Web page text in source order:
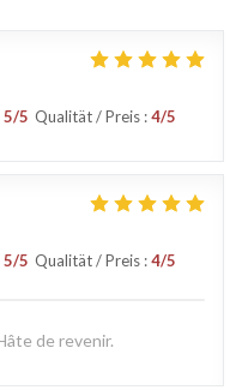
5/5 Qualität / Preis :4/5
5/5 Qualität / Preis :4/5
de revenir.